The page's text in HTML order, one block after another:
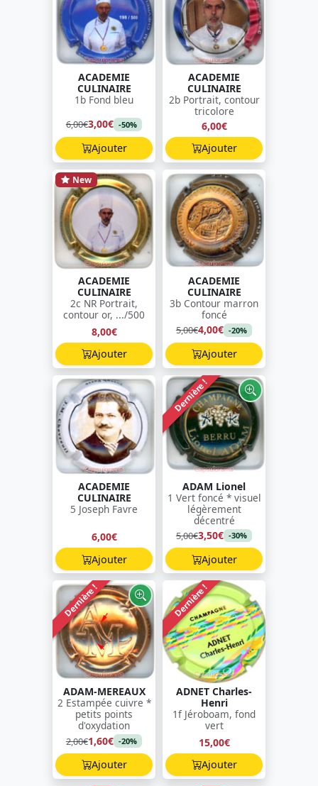
ACADEMIE
CULINAIRE
1b Fond bleu
6,00€3,00€ -50%
Ajouter
ACADEMIE
CULINAIRE
2b Portrait, contour
tricolore
6,00€
Ajouter
New
ACADEMIE
CULINAIRE
2c NR Portrait,
contour or, .../500
8,00€
Ajouter
ACADEMIE
CULINAIRE
3b Contour marron
foncé
5,00€4,00€ -20%
Ajouter
ACADEMIE
CULINAIRE
5 Joseph Favre
6,00€
Ajouter
Dernière !
ADAM Lionel
1 Vert foncé * visuel
légèrement
décentré
5,00€3,50€ -30%
Ajouter
Dernière !
ADAM-MEREAUX
2 Estampée cuivre *
petits points
d'oxydation
2,00€1,60€ -20%
Ajouter
Dernière !
ADNET Charles-
Henri
1f Jéroboam, fond
vert
15,00€
Ajouter